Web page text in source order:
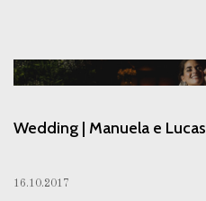
Wedding | Manuela e Lucas
16.10.2017